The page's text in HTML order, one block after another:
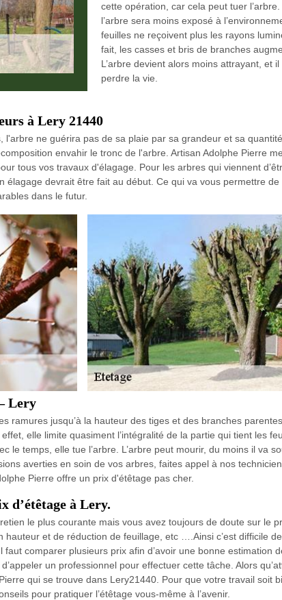
cette opération, car cela peut tuer l’arbre.
l’arbre sera moins exposé à
feuilles ne reçoivent plus les rayons
fait, les casses et bris de branches
L’arbre devient alors moins attrayant, et
perdre la vie.
à Lery 21440
l'arbre ne guérira pas de sa plaie par sa grandeur et sa
envahir le tronc de l'arbre. Artisan Adolphe Pierre
tous vos travaux d'élagage. Pour les arbres qui viennent
élagage devrait être fait au début. Ce qui va vous permettre de
dans le futur.
Lery
ramures jusqu’à la hauteur des tiges et des branches
elle limite quasiment l’intégralité de la partie qui tient les
le temps, elle tue l’arbre. L’arbre peut mourir, du moins il va
averties en soin de vos arbres, faites appel à nos
Pierre offre un prix d'étêtage pas cher.
d’étêtage à Lery.
le plus courante mais vous avez toujours de doute sur le
hauteur et de réduction de feuillage, etc ….Ainsi c’est difficile
comparer plusieurs prix afin d’avoir une bonne estimation
un professionnel pour effectuer cette tâche. Alors
qui se trouve dans Lery21440. Pour que votre travail soit
pour pratiquer l’étêtage vous-même à l’avenir.